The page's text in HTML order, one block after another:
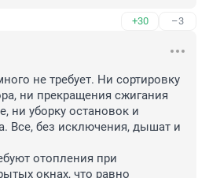
+30 –3
не требует. Ни сортировку
ни прекращения сжигания
ни уборку остановок и
Все, без исключения, дышат и
отопления при
окнах, что равно